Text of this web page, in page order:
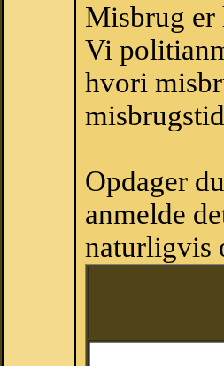
Misbrug
Vi
hvori
Opdager
anmelde
naturligvis